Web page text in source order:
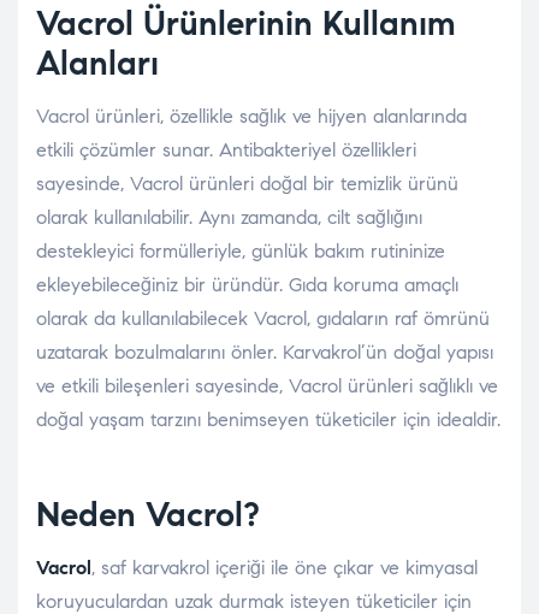
Vacrol Ürünlerinin Kullanım
Alanları
Vacrol ürünleri, özellikle sağlık ve hijyen alanlarında
etkili çözümler sunar. Antibakteriyel özellikleri
sayesinde, Vacrol ürünleri doğal bir temizlik ürünü
olarak kullanılabilir. Aynı zamanda, cilt sağlığını
destekleyici formülleriyle, günlük bakım rutininize
ekleyebileceğiniz bir üründür. Gıda koruma amaçlı
olarak da kullanılabilecek Vacrol, gıdaların raf ömrünü
uzatarak bozulmalarını önler. Karvakrol’ün doğal yapısı
ve etkili bileşenleri sayesinde, Vacrol ürünleri sağlıklı ve
doğal yaşam tarzını benimseyen tüketiciler için idealdir.
Neden Vacrol?
Vacrol, saf karvakrol içeriği ile öne çıkar ve kimyasal
koruyuculardan uzak durmak isteyen tüketiciler için